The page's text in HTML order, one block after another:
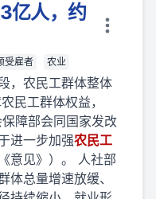
亿人，约
受雇者 农业
，农民工群体整体
民工群体权益，
障部会同国家发改
进一步加强农民工
意见》）。 人社部
体总量增速放缓、